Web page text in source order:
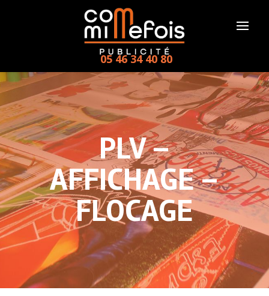
05 46 34 40 80
PLV –
AFFICHAGE –
FLOCAGE